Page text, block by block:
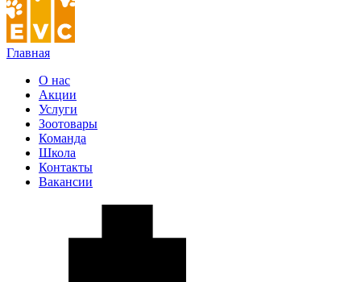
Главная
О нас
Акции
Услуги
Зоотовары
Команда
Школа
Контакты
Вакансии